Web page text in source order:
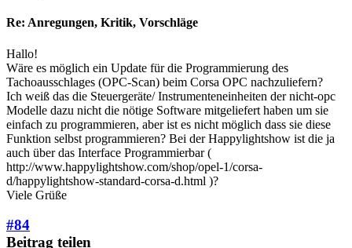
Re: Anregungen, Kritik, Vorschläge
Hallo!
Wäre es möglich ein Update für die Programmierung des
Tachoausschlages (OPC-Scan) beim Corsa OPC nachzuliefern?
Ich weiß das die Steuergeräte/ Instrumenteneinheiten der nicht-opc
Modelle dazu nicht die nötige Software mitgeliefert haben um sie
einfach zu programmieren, aber ist es nicht möglich dass sie diese
Funktion selbst programmieren? Bei der Happylightshow ist die ja
auch über das Interface Programmierbar (
http://www.happylightshow.com/shop/opel-1/corsa-
d/happylightshow-standard-corsa-d.html )?
Viele Grüße
#84
Beitrag teilen